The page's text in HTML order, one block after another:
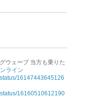
ウェーブ 当方も乗りた
ライン
16147443645126
16160510612190